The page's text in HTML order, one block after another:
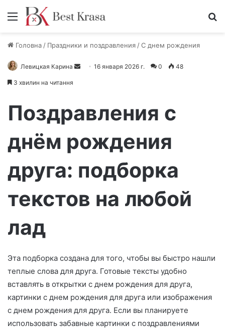
Меню
Головна / Праздники и поздравления /С днем рождения
Левицкая Карина
а
и
т
с
16 января 2026 г. 0 48
3 хвилин на читання
Поздравления с
днём рождения
друга: подборка
текстов на любой
лад
Эта подборка создана для того, чтобы вы быстро нашли
теплые слова для друга. Готовые тексты удобно
вставлять в открытки с днем рождения для друга,
картинки с днем рождения для друга или изображения
с днем рождения для друга. Если вы планируете
использовать забавные картинки с поздравлениями